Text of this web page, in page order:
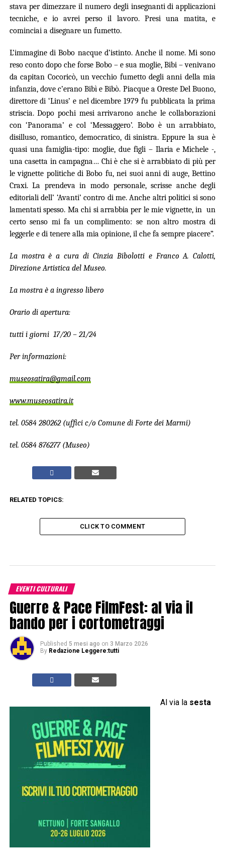
stava per dimezzare il numero degli insegnanti di applicazioni
tecniche, e io avrei perso il lavoro. Presi una matita, e
cominciai a disegnare un fumetto.
L’immagine di Bobo nacque d’istinto. Anche il nome. Mi sono
reso conto dopo che forse Bobo – e sua moglie, Bibi – venivano
da capitan Cocoricò, un vecchio fumetto degli anni della mia
infanzia, dove c’erano Bibì e Bibò. Piacque a Oreste Del Buono,
direttore di ‘Linus’ e nel dicembre 1979 fu pubblicata la prima
striscia. Dopo pochi mesi arrivarono anche le collaborazioni
con ‘Panorama’ e col ‘Messaggero’. Bobo è un arrabbiato,
disilluso, romantico, democratico, di sinistra. Eppure la sua è
quasi una famiglia-tipo: moglie, due figli – Ilaria e Michele -,
una casetta in campagna… Chi è che si è arrabbiato di più per
le vignette politiche di Bobo fu, nei suoi anni di auge, Bettino
Craxi. La prendeva in modo personale, scrisse anche degli
editoriali dell’ ‘Avanti’ contro di me. Anche altri politici si sono
lamentati spesso. Ma chi si arrabbia per le mie vignette, in un
certo senso mi fa un complimento: se non altro mostra di
leggerle e di tenere alla mia opinione, il che fa sempre piacere”.
La mostra è a cura di Cinzia Bibolotti e Franco A. Calotti,
Direzione Artistica del Museo.
La mostra è a ingresso libero
Orario di apertura:
tutti i giorni 17/20 – 21/24
Per informazioni:
museosatira@gmail.com
www.museosatira.it
tel. 0584 280262 (uffici c/o Comune di Forte dei Marmi)
tel. 0584 876277 (Museo)
RELATED TOPICS:
CLICK TO COMMENT
EVENTI CULTURALI
Guerre & Pace FilmFest: al via il
bando per i cortometraggi
Published 5 mesi ago on 3 Marzo 2026
By Redazione Leggere:tutti
Al via la sesta